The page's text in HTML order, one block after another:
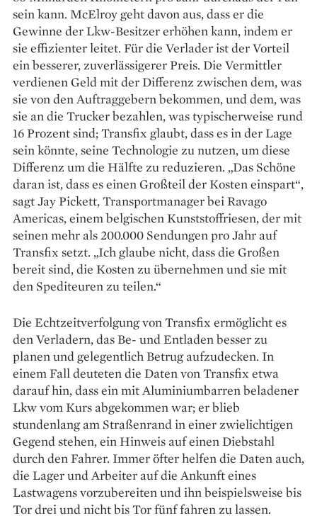
sein kann. McElroy geht davon aus, dass er die
Gewinne der Lkw-Besitzer ­erhöhen kann, indem er
sie effizienter leitet. Für die Verlader ist der Vorteil
ein besserer, zuverlässigerer Preis. Die Vermittler
verdienen Geld mit der Differenz zwischen dem, was
sie von den Auftrag­gebern bekommen, und dem, was
sie an die Trucker bezahlen, was typischerweise rund
16 Prozent sind; Transfix glaubt, dass es in der Lage
sein könnte, seine Technologie zu nutzen, um diese
Differenz um die Hälfte zu reduzieren. „Das Schöne
daran ist, dass es einen Großteil der Kosten einspart“,
sagt Jay Pickett, Transportmanager bei Ravago
Americas, einem belgischen Kunststoffriesen, der mit
seinen mehr als 200.000 Sendungen pro Jahr auf
Transfix setzt. „Ich glaube nicht, dass die Großen
bereit sind, die Kosten zu übernehmen und sie mit
den Spediteuren zu teilen.“
Die Echtzeitverfolgung von Transfix ermöglicht es
den Ver­ladern, das Be- und Entladen besser zu
planen und gelegentlich Betrug aufzudecken. In
einem Fall deuteten die Daten von Transfix etwa
darauf hin, dass ein mit Aluminiumbarren beladener
Lkw vom Kurs abge­kommen war; er blieb
stundenlang am Straßenrand in einer zwielichtigen
Gegend stehen, ein Hinweis auf einen Diebstahl
durch den Fahrer. Immer öfter helfen die Daten auch,
die Lager und Arbeiter auf die Ankunft eines
Lastwagens vorzubereiten und ihn beispielsweise bis
Tor drei und nicht bis Tor fünf fahren zu lassen.